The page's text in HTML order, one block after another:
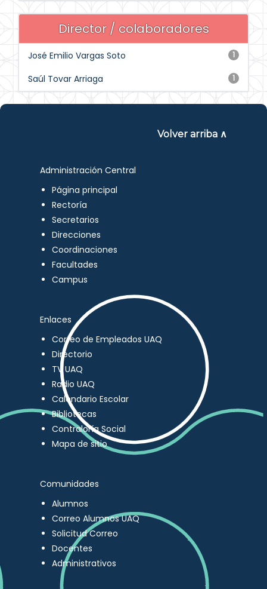
Director / colaboradores
1
José Emilio Vargas Soto
1
Saúl Tovar Arriaga
Volver arriba ∧
Administración Central
Página principal
Rectoría
Secretarios
Direcciones
Coordinaciones
Facultades
Campus
Enlaces
Correo de Empleados UAQ
Directorio
TV UAQ
Radio UAQ
Calendario Escolar
Bibliotecas
Contraloría Social
Mapa de sitio
Comunidades
Alumnos
Correo Alumnos UAQ
Solicitud Correo
Docentes
Administrativos